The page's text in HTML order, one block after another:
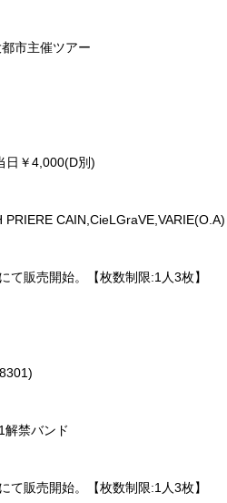
市主催ツアー
￥4,000(D別)
CAIN,CieLGraVE,VARIE(O.A)
販売開始。【枚数制限:1人3枚】
解禁バンド
販売開始。【枚数制限:1人3枚】